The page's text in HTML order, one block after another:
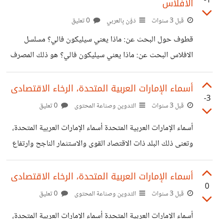
للشروحات، لماذا يتصدر موقع عمر عامر للشروحات نتائج
البحث؟ ولماذا يتصدر موقعه نتائج البحث على الشبكة
العنكبوتية؟ كنت قد قرأت عن موقع عمر عامر ومنذ فترة بسيطة
على شبكة الانترنت، ولكنى فوجئت بجمال هذا الموقع ومدى ما
الافلاس
قبل 3 سنوات دَوَّن بِالعربي
قطوف حول البحث عن: ماذا يعني سيليكون فالي؟ مسلسل
الافلاس البحث عن: ماذا يعني سيليكون فالي؟ هو ذلك المصرف
والمثير للجدل، ذلك والذى أثار قلق عالمى وتخوف المستثمرين
من انهيار مصارف أخرى، تابعونا على قطوف. البحث عن: ماذا
يعني سيليكون فالي؟البحث عن: ماذا يعني سيليكون فالي؟
الضحية الكبرى للتضخم، ونتيجة لذلك أغلقت مؤسسات بأكملها
مرورا بقطاع شركات التكنولوجيا وتسريح العاملين، فهل يمكن
القول أن أموال المودعين قد تلاشت أم أنها أزمة
-3
أسماء الإمارات العربية المتحدة، الرخاء الاقتصادى
قبل 3 سنوات التدوين وصناعة المحتوى
أسماء الإمارات العربية المتحدة أسماء الإمارات العربية المتحدة،
وتعنى ذلك البلد ذات الاقتصاد القوى والاستثمار الناجح وارتفاع
مستوى دخل الفرد وارتفاع الناتج القومى، تابعونا على قطوف.
أسماء الإمارات العربية المتحدةأسماء الإمارات العربية المتحدة
أسماء الإمارات العربية المتحدة، بادىء ذى بدىء يحضرنا الحديث
0
أسماء الإمارات العربية المتحدة، الرخاء الاقتصادى
قبل 3 سنوات التدوين وصناعة المحتوى